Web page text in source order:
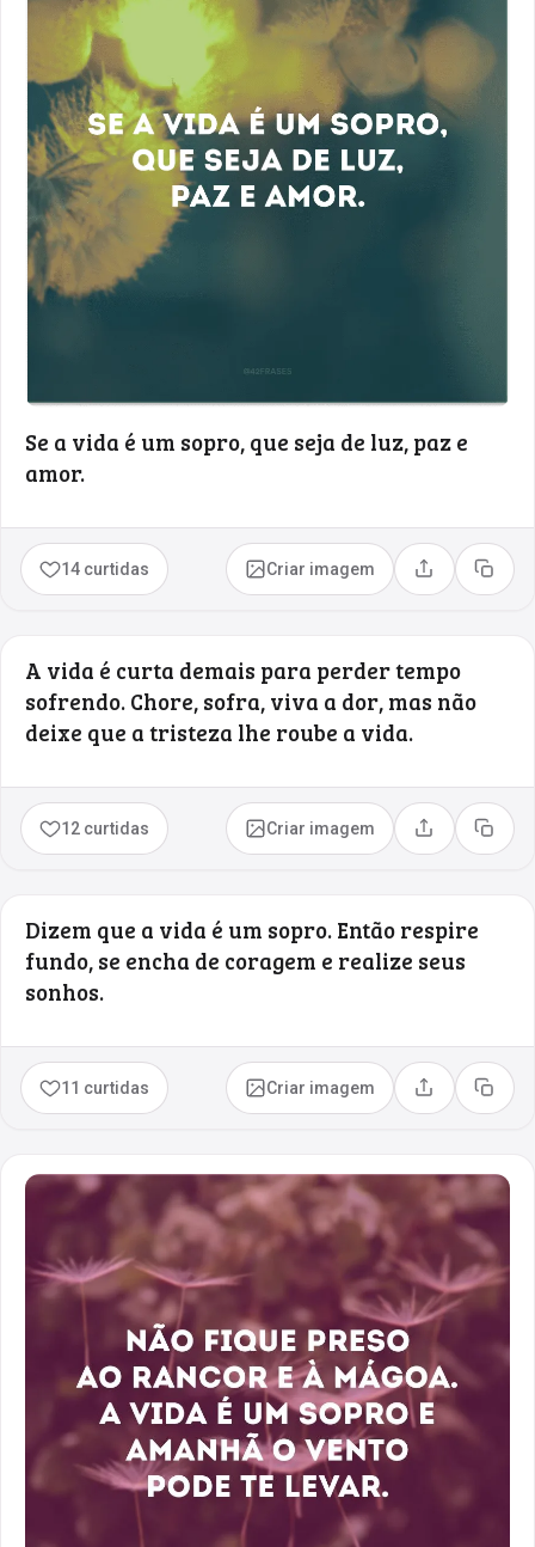
Se a vida é um sopro, que seja de luz, paz e
amor.
14 curtidas Criar imagem Compartilhar
Copiar
A vida é curta demais para perder tempo
sofrendo. Chore, sofra, viva a dor, mas não
deixe que a tristeza lhe roube a vida.
12 curtidas Criar imagem Compartilhar
Copiar
Dizem que a vida é um sopro. Então respire
fundo, se encha de coragem e realize seus
sonhos.
11 curtidas Criar imagem Compartilhar
Copiar